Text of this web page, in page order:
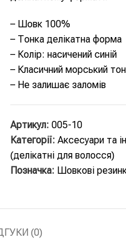
– Шовк 100%
– Тонка делікатна форма
– Колір: насичений синій
– Класичний морський тон
– Не залишає заломів
Артикул: 005-10
Категорії: Аксесуари та
(делікатні для волосся)
Позначка: Шовкові
(0)